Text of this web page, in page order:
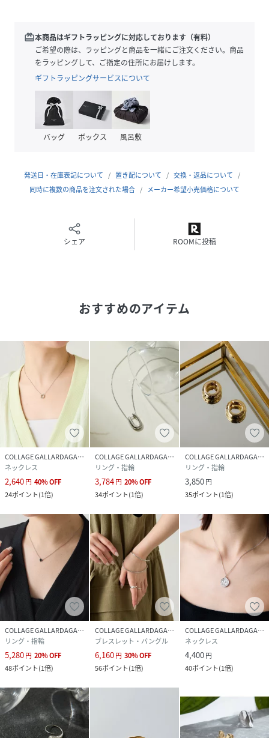
【素材】
ステンレス
【サイズ】
10~11号
幅：~1cm
・商品到着後、着用前に商品状態のご確認をお願い致しま
す。
【気になる商品は「お気に入り」登録を】
特にロケの撮影では明るく見える傾向にございます。詳細撮
影画像で色味をお確かめくださいます様お願いいたします。
※サンプルで撮影をしております。若干の仕様が変更になる
場合がございますので予めご了承の上ご注文くださいますよ
うお願いいたします。
※サンプルでの採寸のためあくまで目安となります。予めご
了承ください。
性別タイプ レディース
原産国 中国
素材 ステンレス
サイズ FREE
品番
RV6696_CLZ5061511A0008
( CLZ5061511A0008-w-1 RV6696
redeem本商品はギフトラッピングに対応しております（有料）
ご希望の際は、ラッピングと商品を一緒にご注文ください。商品
をラッピングして、ご指定の住所にお届けします。
ギフトラッピングサービスについて
バッグ ボックス 風呂敷
発送日・在庫表記について 置き配について
交換・返品について
同時に複数の商品を注文された場合
メーカー希望小売価格について
シェア ROOMに投稿
おすすめのアイテム
COLLAGE GALLARDAGALANTE
ネックレス
2,640円 40%OFF
24ポイント(1倍)
COLLAGE GALLARDAGALANTE
リング・指輪
3,784円 20%OFF
34ポイント(1倍)
COLLAGE GALLARDAGALANTE
リング・指輪
3,850円
35ポイント(1倍)
COLLAGE GALLARDAGALANTE
リング・指輪
5,280円 20%OFF
48ポイント(1倍)
COLLAGE GALLARDAGALANTE
ブレスレット・バングル
6,160円 30%OFF
56ポイント(1倍)
COLLAGE GALLARDAGALANTE
ネックレス
4,400円
40ポイント(1倍)